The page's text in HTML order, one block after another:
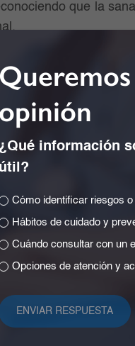
que la
Museo
arte de salvar
obra "Un diálogo
una fotografía real
La reinterpretación
visual de
opinión
¿Qué información
útil?
Cómo identificar riesgos
Hábitos de cuidado y
Cuándo consultar con un
Opciones de atención y